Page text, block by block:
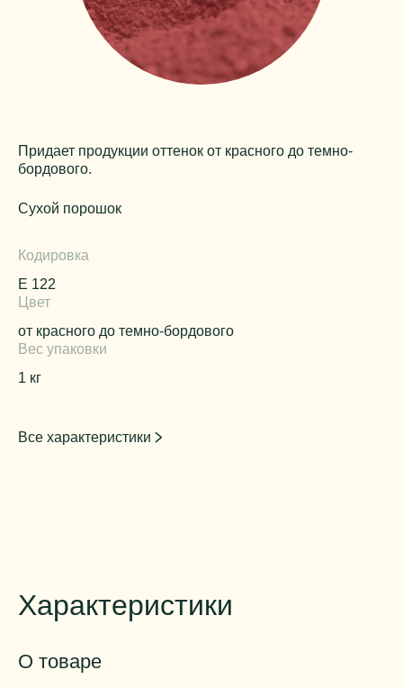
Придает продукции оттенок от красного до темно-
бордового.
Сухой порошок
Кодировка
Е 122
Цвет
от красного до темно-бордового
Вес упаковки
1 кг
Все характеристики
Характеристики
О товаре